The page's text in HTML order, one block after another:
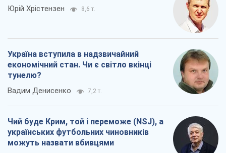
Юрій Хрістензен 8,6 т.
Україна вступила в надзвичайний
економічний стан. Чи є світло вкінці
тунелю?
Вадим Денисенко 7,2 т.
Чий буде Крим, той і переможе (NSJ), а
українських футбольних чиновників
можуть назвати вбивцями